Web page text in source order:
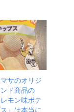
サのオリジ
ド商品の
レモン味ポテ
』は本当に